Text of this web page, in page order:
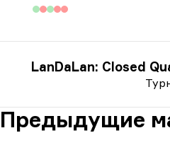
LanDaLan: Closed
Предыдущие